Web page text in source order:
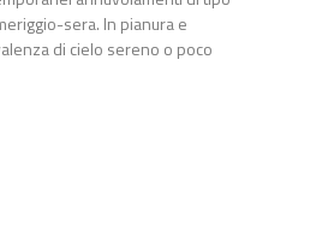
sera. In pianura e
di cielo sereno o poco